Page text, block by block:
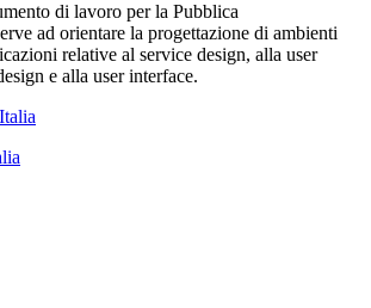
di lavoro per la Pubblica
ad orientare la progettazione di ambienti
relative al service design, alla user
e alla user interface.